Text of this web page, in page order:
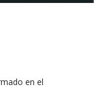
en el